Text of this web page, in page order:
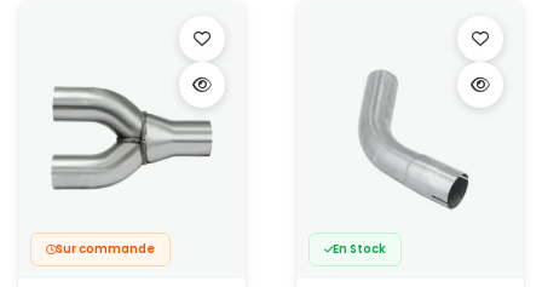
Sur commande En Stock